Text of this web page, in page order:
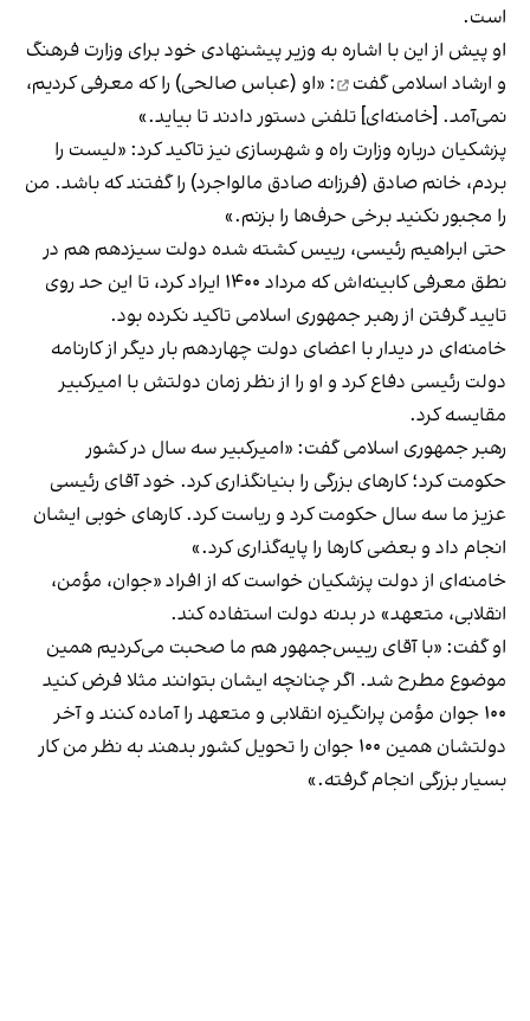
است.
او پیش از این با اشاره به وزیر پیشنهادی خود برای وزارت فرهنگ
و ارشاد اسلامی گفت
: «او (عباس صالحی) را که معرفی کردیم،
نمی‌آمد. [خامنه‌ای] تلفنی دستور دادند تا بیاید.»
پزشکیان درباره وزارت راه و شهرسازی نیز تاکید کرد: «لیست را
بردم، خانم صادق (فرزانه صادق مالواجرد) را گفتند که باشد. من
را مجبور نکنید برخی حرف‌ها را بزنم.»
حتی ابراهیم رئیسی، رییس کشته شده دولت سیزدهم هم در
نطق معرفی کابینه‌اش که مرداد ۱۴۰۰ ایراد کرد، تا این حد روی
تایید گرفتن از رهبر جمهوری اسلامی تاکید نکرده بود.
خامنه‌ای در دیدار با اعضای دولت چهاردهم بار دیگر از کارنامه
دولت رئیسی دفاع کرد و او را از نظر زمان دولتش با امیرکبیر
مقایسه کرد.
رهبر جمهوری اسلامی گفت: «امیرکبیر سه سال در کشور
حکومت کرد؛ کارهای بزرگی را بنیانگذاری کرد. خود آقای رئیسی
عزیز ما سه سال حکومت کرد و ریاست کرد. کارهای خوبی ایشان
انجام داد و بعضی‌ کارها را پایه‌گذاری کرد.»
خامنه‌ای از دولت پزشکیان خواست که از افراد «جوان، مؤمن،
انقلابی، متعهد» در بدنه دولت استفاده کند.
او گفت: «با آقای رییس‌جمهور هم ما صحبت می‌کردیم همین
موضوع مطرح شد. اگر چنانچه ایشان بتوانند مثلا فرض کنید
۱۰۰ جوان مؤمن پرانگیزه‌ انقلابی و متعهد را آماده کنند و آخر
دولتشان همین ۱۰۰ جوان را تحویل کشور بدهند به نظر من کار
بسیار بزرگی انجام گرفته.»